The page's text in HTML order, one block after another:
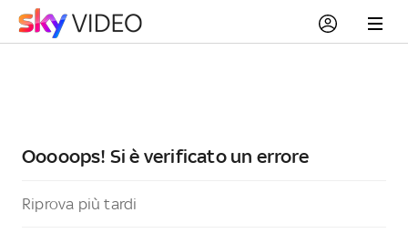
Ooooops! Si è verificato un errore
Riprova più tardi